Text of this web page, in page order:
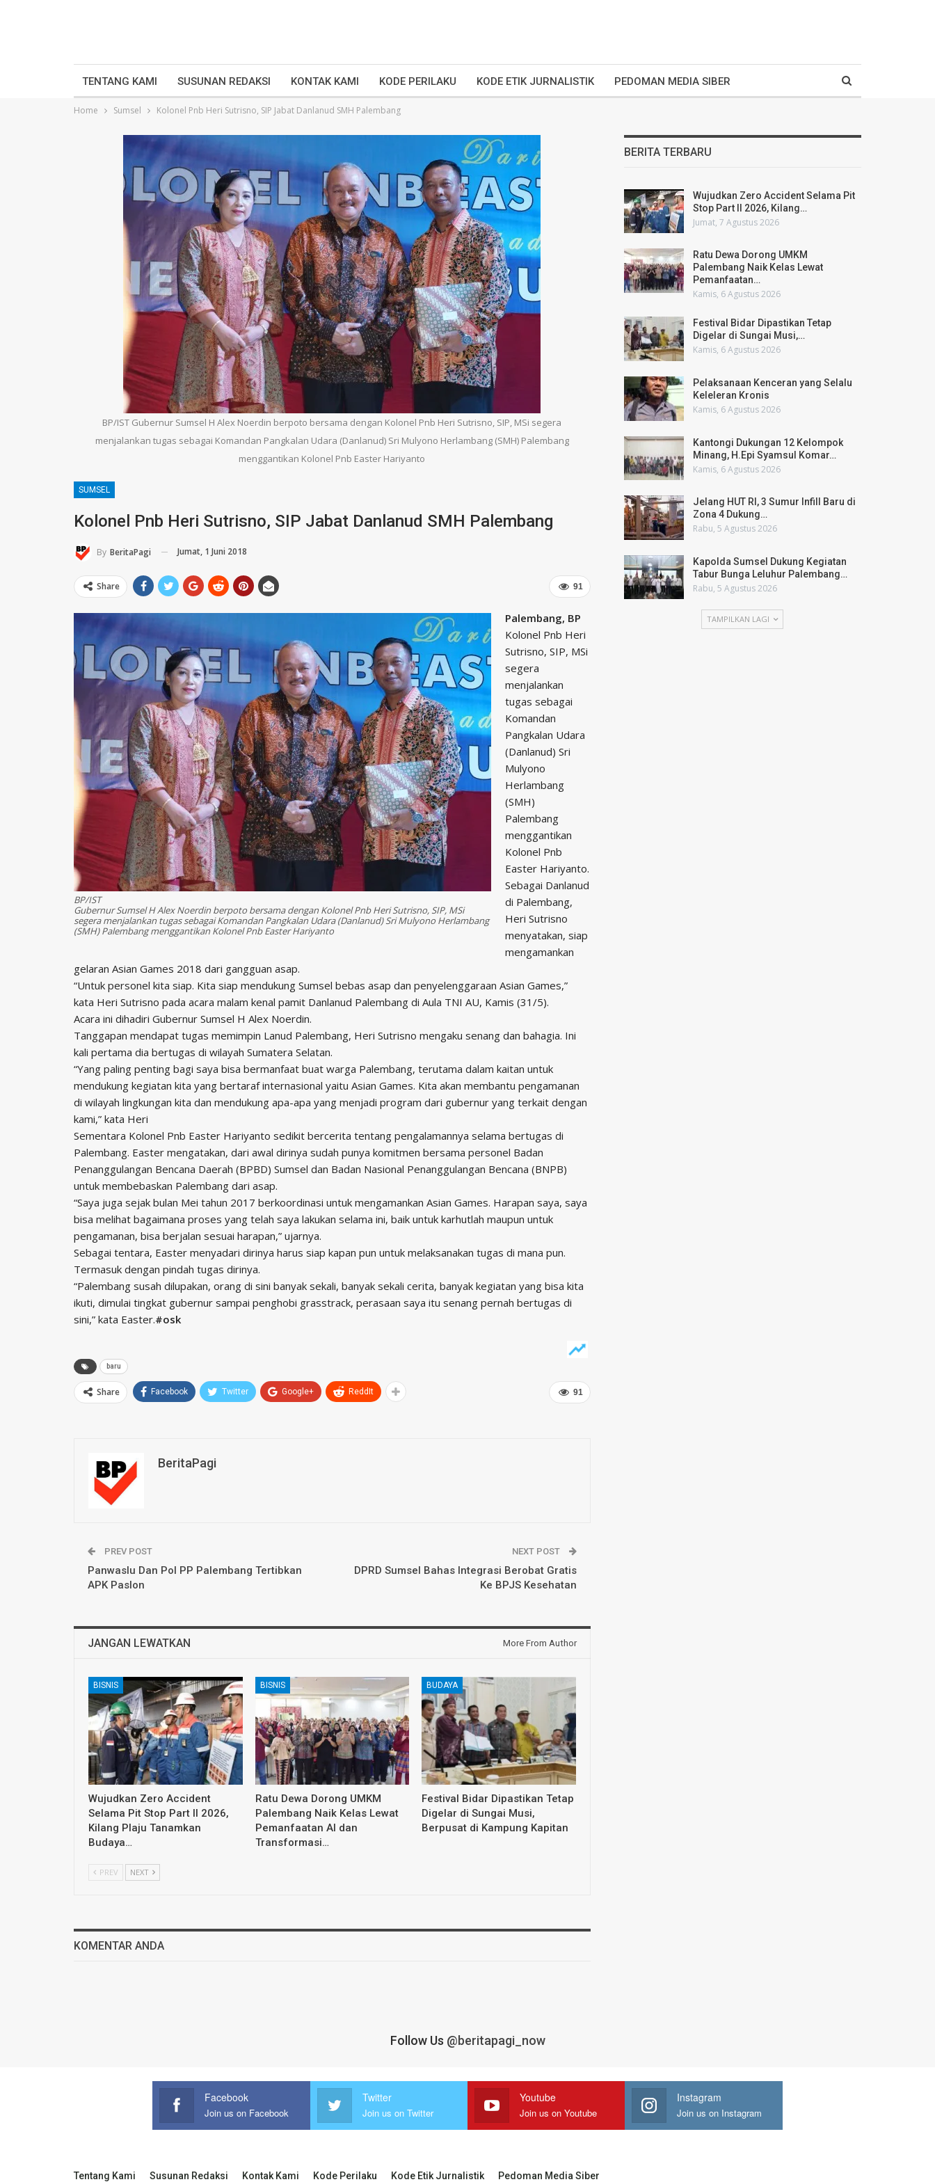
TENTANG KAMI SUSUNAN REDAKSI KONTAK KAMI KODE PERILAKU KODE ETIK JURNALISTIK PEDOMAN MEDIA SIBER
Home Sumsel Kolonel Pnb Heri Sutrisno, SIP Jabat Danlanud SMH Palembang
BP/IST Gubernur Sumsel H Alex Noerdin berpoto bersama dengan Kolonel Pnb Heri Sutrisno, SIP, MSi segera
menjalankan tugas sebagai Komandan Pangkalan Udara (Danlanud) Sri Mulyono Herlambang (SMH) Palembang
menggantikan Kolonel Pnb Easter Hariyanto
SUMSEL
Kolonel Pnb Heri Sutrisno, SIP Jabat Danlanud SMH Palembang
By BeritaPagi Jumat, 1 Juni 2018
91
Share
BP/IST
Gubernur Sumsel H Alex Noerdin berpoto bersama dengan Kolonel Pnb Heri Sutrisno, SIP, MSi
segera menjalankan tugas sebagai Komandan Pangkalan Udara (Danlanud) Sri Mulyono Herlambang
(SMH) Palembang menggantikan Kolonel Pnb Easter Hariyanto
Palembang, BP
Kolonel Pnb Heri
Sutrisno, SIP, MSi
segera
menjalankan
tugas sebagai
Komandan
Pangkalan Udara
(Danlanud) Sri
Mulyono
Herlambang
(SMH)
Palembang
menggantikan
Kolonel Pnb
Easter Hariyanto.
Sebagai Danlanud
di Palembang,
Heri Sutrisno
menyatakan, siap
mengamankan
gelaran Asian Games 2018 dari gangguan asap.
“Untuk personel kita siap. Kita siap mendukung Sumsel bebas asap dan penyelenggaraan Asian Games,”
kata Heri Sutrisno pada acara malam kenal pamit Danlanud Palembang di Aula TNI AU, Kamis (31/5).
Acara ini dihadiri Gubernur Sumsel H Alex Noerdin.
Tanggapan mendapat tugas memimpin Lanud Palembang, Heri Sutrisno mengaku senang dan bahagia. Ini
kali pertama dia bertugas di wilayah Sumatera Selatan.
“Yang paling penting bagi saya bisa bermanfaat buat warga Palembang, terutama dalam kaitan untuk
mendukung kegiatan kita yang bertaraf internasional yaitu Asian Games. Kita akan membantu pengamanan
di wilayah lingkungan kita dan mendukung apa-apa yang menjadi program dari gubernur yang terkait dengan
kami,” kata Heri
Sementara Kolonel Pnb Easter Hariyanto sedikit bercerita tentang pengalamannya selama bertugas di
Palembang. Easter mengatakan, dari awal dirinya sudah punya komitmen bersama personel Badan
Penanggulangan Bencana Daerah (BPBD) Sumsel dan Badan Nasional Penanggulangan Bencana (BNPB)
untuk membebaskan Palembang dari asap.
“Saya juga sejak bulan Mei tahun 2017 berkoordinasi untuk mengamankan Asian Games. Harapan saya, saya
bisa melihat bagaimana proses yang telah saya lakukan selama ini, baik untuk karhutlah maupun untuk
pengamanan, bisa berjalan sesuai harapan,” ujarnya.
Sebagai tentara, Easter menyadari dirinya harus siap kapan pun untuk melaksanakan tugas di mana pun.
Termasuk dengan pindah tugas dirinya.
“Palembang susah dilupakan, orang di sini banyak sekali, banyak sekali cerita, banyak kegiatan yang bisa kita
ikuti, dimulai tingkat gubernur sampai penghobi grasstrack, perasaan saya itu senang pernah bertugas di
sini,” kata Easter.#osk
baru
91
Share Facebook Twitter Google+ ReddIt
BeritaPagi
PREV POST
Panwaslu Dan Pol PP Palembang Tertibkan
APK Paslon
NEXT POST
DPRD Sumsel Bahas Integrasi Berobat Gratis
Ke BPJS Kesehatan
JANGAN LEWATKAN More From Author
BISNIS
Wujudkan Zero Accident
Selama Pit Stop Part II 2026,
Kilang Plaju Tanamkan
Budaya…
BISNIS
Ratu Dewa Dorong UMKM
Palembang Naik Kelas Lewat
Pemanfaatan AI dan
Transformasi…
BUDAYA
Festival Bidar Dipastikan Tetap
Digelar di Sungai Musi,
Berpusat di Kampung Kapitan
PREV NEXT
KOMENTAR ANDA
BERITA TERBARU
Wujudkan Zero Accident Selama Pit
Stop Part II 2026, Kilang…
Jumat, 7 Agustus 2026
Ratu Dewa Dorong UMKM
Palembang Naik Kelas Lewat
Pemanfaatan…
Kamis, 6 Agustus 2026
Festival Bidar Dipastikan Tetap
Digelar di Sungai Musi,…
Kamis, 6 Agustus 2026
Pelaksanaan Kenceran yang Selalu
Keleleran Kronis
Kamis, 6 Agustus 2026
Kantongi Dukungan 12 Kelompok
Minang, H.Epi Syamsul Komar…
Kamis, 6 Agustus 2026
Jelang HUT RI, 3 Sumur Infill Baru di
Zona 4 Dukung…
Rabu, 5 Agustus 2026
Kapolda Sumsel Dukung Kegiatan
Tabur Bunga Leluhur Palembang…
Rabu, 5 Agustus 2026
TAMPILKAN LAGI
Follow Us @beritapagi_now
Facebook
Join us on Facebook
Twitter
Join us on Twitter
Youtube
Join us on Youtube
Instagram
Join us on Instagram
Tentang Kami Susunan Redaksi Kontak Kami Kode Perilaku Kode Etik Jurnalistik Pedoman Media Siber